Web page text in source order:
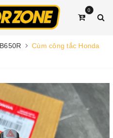
0
Cùm công tắc Honda